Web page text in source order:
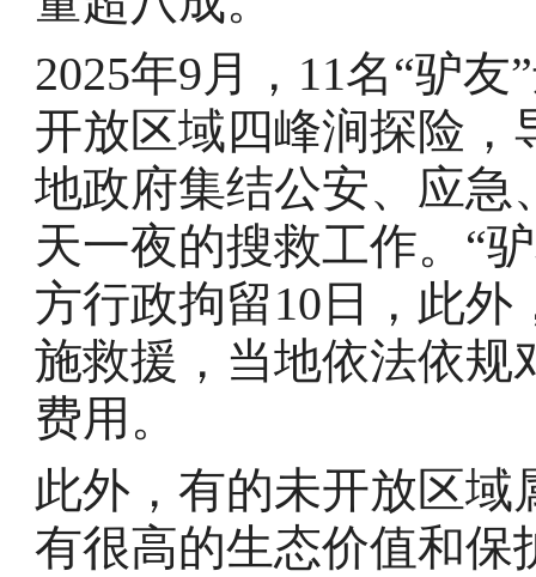
2025年9月，11名“驴
开放区域四峰涧探险，
地政府集结公安、应急
天一夜的搜救工作。“
方行政拘留10日，此
施救援，当地依法依规
费用。
此外，有的未开放区
有很高的生态价值和保